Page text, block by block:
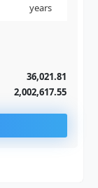
years
36,021.81
2,002,617.55